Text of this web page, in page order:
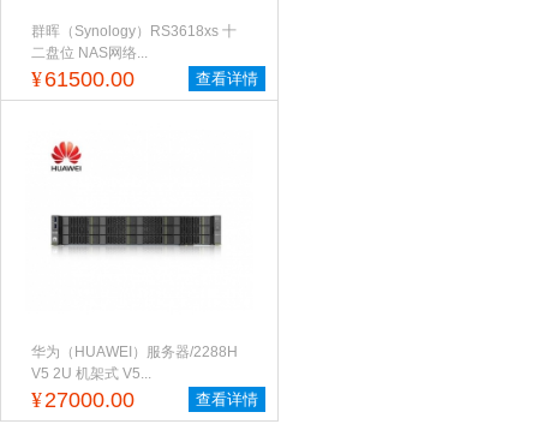
群晖（Synology）RS3618xs 十
二盘位 NAS网络...
¥61500.00 查看详情
华为（HUAWEI）服务器/2288H
V5 2U 机架式 V5...
¥27000.00 查看详情